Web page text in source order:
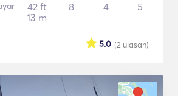
42 ft
13 m
8 4 5
(2 ulasan)
5.0